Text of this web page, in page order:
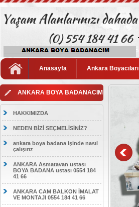
Anasayfa Ankara Boyacıları
ANKARA BOYA BADANACIM
HAKKIMIZDA
NEDEN BİZİ SEÇMELİSİNİZ?
ankara boya badana işinde nasıl
çalışırız
ANKARA Asmatavan ustası
BOYA BADANA ustası 0554 184
41 66
ANKARA CAM BALKON İMALAT
VE MONTAJI 0554 184 41 66